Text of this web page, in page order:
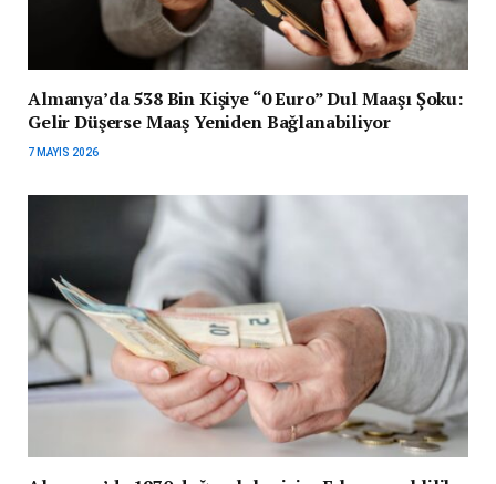
Almanya’da 538 Bin Kişiye “0 Euro” Dul Maaşı Şoku:
Gelir Düşerse Maaş Yeniden Bağlanabiliyor
7 MAYIS 2026